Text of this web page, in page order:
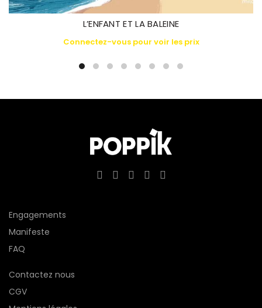
L’ENFANT ET LA BALEINE
Connectez-vous pour voir les prix
Engagements
Manifeste
FAQ
Contactez nous
CGV